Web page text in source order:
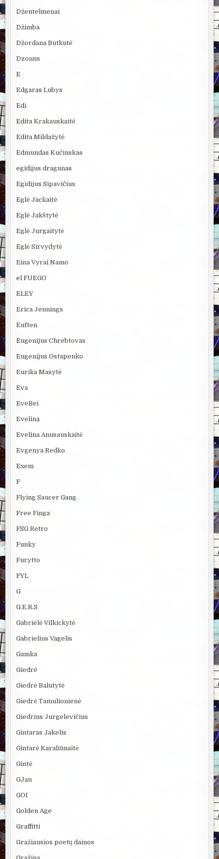
Džentelmenai
Džimba
Džordana Butkutė
Dzouns
E
Edgaras Lubys
Edi
Edita Krakauskaitė
Edita Mildažytė
Edmundas Kučinskas
egidijus dragunas
Egidijus Sipavičius
Eglė Jackaitė
Eglė Jakštytė
Eglė Jurgaitytė
Eglė Sirvydytė
Eina Vyrai Namo
el FUEGO
ELEY
Erica Jennings
Euften
Eugenijus Chrebtovas
Eugenijus Ostapenko
Eurika Masytė
Eva
EveBei
Evelina
Evelina Anusauskaitė
Evgenya Redko
Exem
F
Flying Saucer Gang
Free Finga
FSG Retro
Funky
Furytto
FYL
G
G.E.R.S
Gabrielė Vilkickytė
Gabrielius Vagelis
Gamka
Giedrė
Giedrė Balutytė
Giedrė Tamulionienė
Giedrius Jurgelevičius
Gintaras Jakelis
Gintarė Karaliūnaitė
Gintė
GJan
GOI
Golden Age
Graffitti
Gražiausios poetų dainos